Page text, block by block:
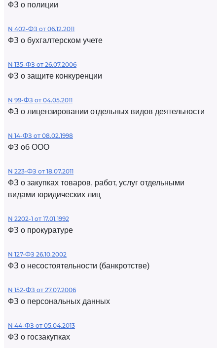
ФЗ о полиции
N 402-ФЗ от 06.12.2011
ФЗ о бухгалтерском учете
N 135-ФЗ от 26.07.2006
ФЗ о защите конкуренции
N 99-ФЗ от 04.05.2011
ФЗ о лицензировании отдельных видов деятельности
N 14-ФЗ от 08.02.1998
ФЗ об ООО
N 223-ФЗ от 18.07.2011
ФЗ о закупках товаров, работ, услуг отдельными
видами юридических лиц
N 2202-1 от 17.01.1992
ФЗ о прокуратуре
N 127-ФЗ 26.10.2002
ФЗ о несостоятельности (банкротстве)
N 152-ФЗ от 27.07.2006
ФЗ о персональных данных
N 44-ФЗ от 05.04.2013
ФЗ о госзакупках